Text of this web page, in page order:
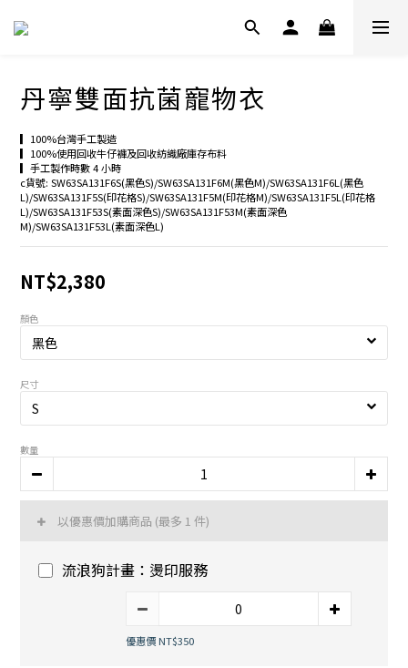
丹寧雙面抗菌寵物衣
▎100%台灣手工製造
▎100%使用回收牛仔褲及回收紡織廠庫存布料
▎手工製作時數 4 小時
c貨號: SW63SA131F6S(黑色S)/SW63SA131F6M(黑色M)/SW63SA131F6L(黑色
L)/SW63SA131F5S(印花格S)/SW63SA131F5M(印花格M)/SW63SA131F5L(印花格
L)/SW63SA131F53S(素面深色S)/SW63SA131F53M(素面深色
M)/SW63SA131F53L(素面深色L)
NT$2,380
顏色
尺寸
數量
以優惠價加購商品 (最多 1 件)
流浪狗計畫：燙印服務
優惠價 NT$350